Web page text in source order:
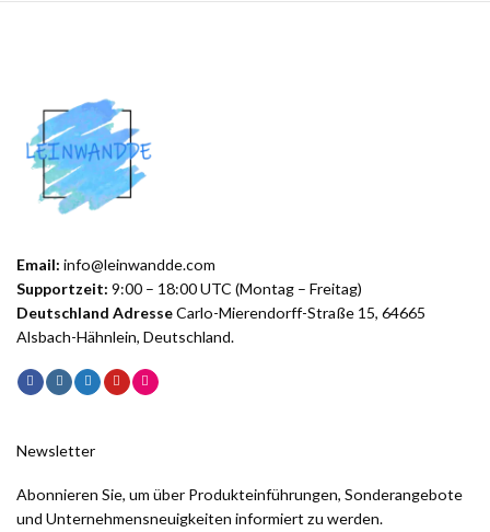
Email: info@leinwandde.com
Supportzeit: 9:00 – 18:00 UTC (Montag – Freitag)
Deutschland AdresseCarlo-Mierendorff-Straße 15, 64665
Alsbach-Hähnlein, Deutschland.
Newsletter
Abonnieren Sie, um über Produkteinführungen, Sonderangebote
und Unternehmensneuigkeiten informiert zu werden.